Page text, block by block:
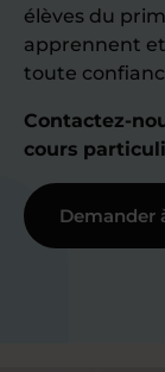
élèves du
apprennent
toute
Contactez-
cours
Demander